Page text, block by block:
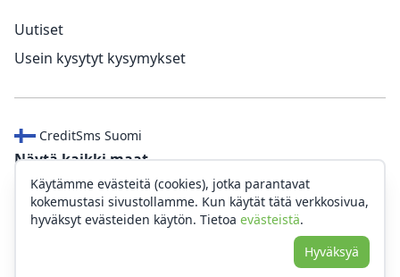
Käytämme evästeitä (cookies), jotka parantavat
kokemustasi sivustollamme. Kun käytät tätä verkkosivua,
hyväksyt evästeiden käytön. Tietoa evästeistä.
Hyväksyä
Uutiset
Usein kysytyt kysymykset
CreditSms Suomi
Näytä kaikki maat
CreditSms ("me") ei ole lainanantaja tai pankki emmekä tarjoa
taloudellista neuvontaa tai suosituksia. CreditSms on
ilmainen vertailualusta, jonka avulla voit valita eri